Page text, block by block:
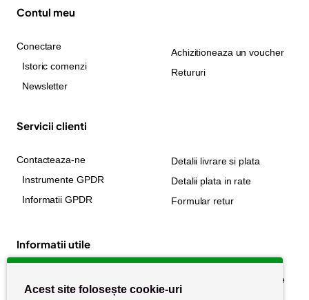
Contul meu
Conectare
Istoric comenzi
Newsletter
Achizitioneaza un voucher
Retururi
Servicii clienti
Contacteaza-ne
Instrumente GPDR
Informatii GPDR
Detalii livrare si plata
Detalii plata in rate
Formular retur
Informatii utile
Politica de confidențialitate
Acest site folosește cookie-uri